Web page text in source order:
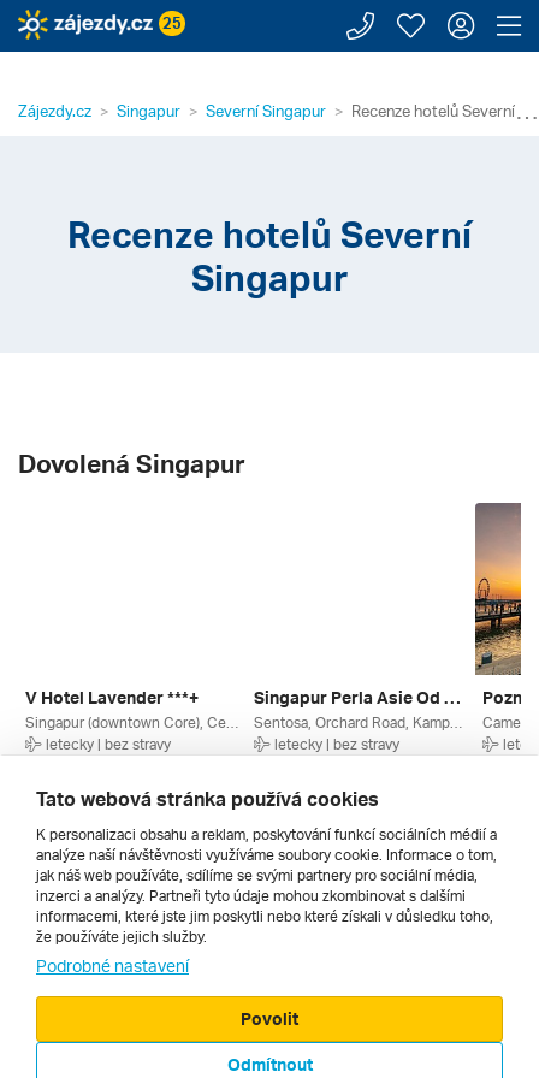
25 Zavolejte
Moje
⋯
Zájezdy.cz Singapur Severní Singapur Recenze hotelů Severní
Recenze hotelů Severní
Singapur
Dovolená Singapur
V Hotel Lavender ***+
letecky | bez stravy
20 770 Kč
Singapur Perla Asie Od A Do Z ****
letecky | bez stravy
58 990 Kč
Všechny
Cestopisy
Tato webová stránka používá cookies
K personalizaci obsahu a reklam, poskytování funkcí sociálních médií a
analýze naší návštěvnosti využíváme soubory cookie. Informace o tom,
jak náš web používáte, sdílíme se svými partnery pro sociální média,
inzerci a analýzy. Partneři tyto údaje mohou zkombinovat s dalšími
informacemi, které jste jim poskytli nebo které získali v důsledku toho,
že používáte jejich služby.
Podrobné nastavení
Odmítnout
Povolit